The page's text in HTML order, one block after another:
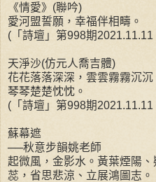
《情愛》(聯吟)
愛河盟誓願，幸福伴相疇。
(「詩壇」第998期
天淨沙(仿元人喬吉體)
花花落落深深，雲雲霧霧沉
琴琴楚楚忱忱。
(「詩壇」第998期
蘇幕遮
──秋意步韻姚老師
起微風，金影水。黃葉煙陽
蕊，省思悲涼、立展鴻圖志。